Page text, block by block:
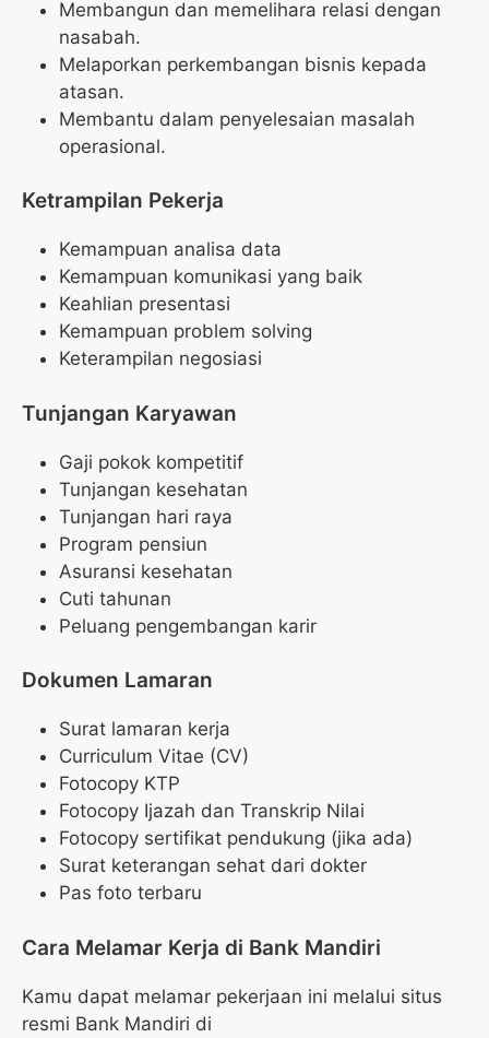
Membangun dan memelihara relasi dengan
nasabah.
Melaporkan perkembangan bisnis kepada
atasan.
Membantu dalam penyelesaian masalah
operasional.
Ketrampilan Pekerja
Kemampuan analisa data
Kemampuan komunikasi yang baik
Keahlian presentasi
Kemampuan problem solving
Keterampilan negosiasi
Tunjangan Karyawan
Gaji pokok kompetitif
Tunjangan kesehatan
Tunjangan hari raya
Program pensiun
Asuransi kesehatan
Cuti tahunan
Peluang pengembangan karir
Dokumen Lamaran
Surat lamaran kerja
Curriculum Vitae (CV)
Fotocopy KTP
Fotocopy Ijazah dan Transkrip Nilai
Fotocopy sertifikat pendukung (jika ada)
Surat keterangan sehat dari dokter
Pas foto terbaru
Cara Melamar Kerja di Bank Mandiri
Kamu dapat melamar pekerjaan ini melalui situs
resmi Bank Mandiri di